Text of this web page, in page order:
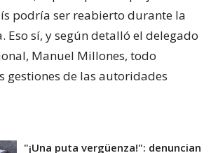
podría ser reabierto durante la
Eso sí, y según detalló el delegado
Manuel Millones, todo
gestiones de las autoridades
"¡Una puta vergüenza!": denuncian